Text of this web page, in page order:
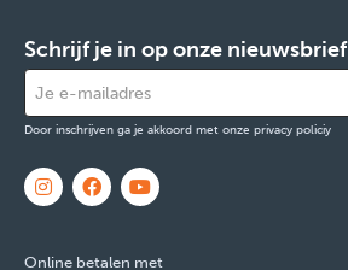
Schrijf je in op onze nieuwsbrief
Door inschrijven ga je akkoord met onze privacy policiy
Online betalen met